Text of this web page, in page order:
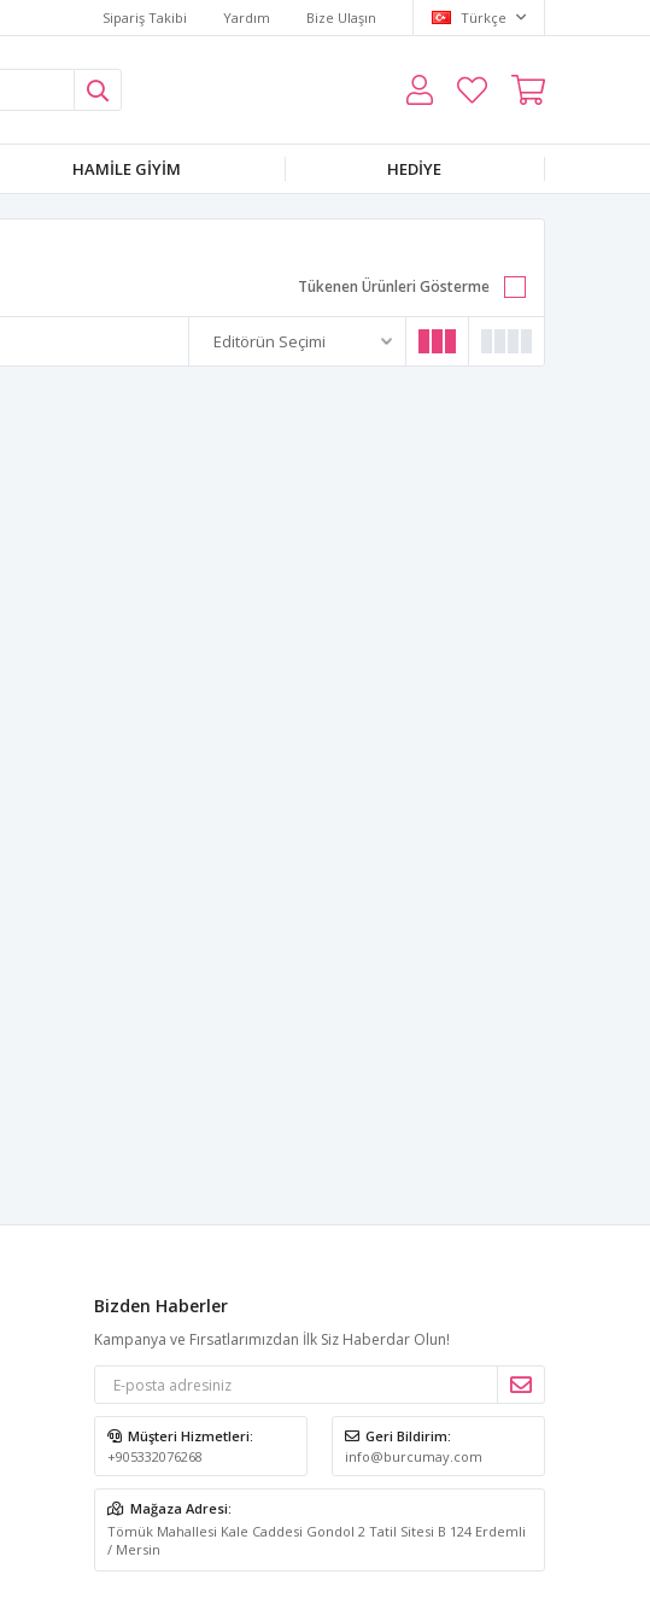
Sipariş Takibi Yardım Bize Ulaşın Türkçe
HAMILE GIYIM HEDIYE
Tükenen Ürünleri Gösterme
Bizden Haberler
Kampanya ve Fırsatlarımızdan İlk Siz Haberdar Olun!
Müşteri Hizmetleri:
+905332076268
Geri Bildirim:
info@burcumay.com
Mağaza Adresi:
Tömük Mahallesi Kale Caddesi Gondol 2 Tatil Sitesi B 124 Erdemli
/ Mersin